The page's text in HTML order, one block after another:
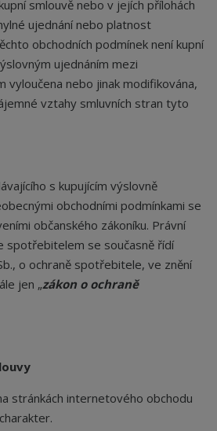
smlouvě nebo v jejích přílohách
ujednání nebo platnost
obchodních podmínek není kupní
ujednáním mezi
vyloučena nebo jinak modifikována,
vztahy smluvních stran tyto
s kupujícím výslovně
obchodními podmínkami se
občanského zákoníku. Právní
spotřebitelem se současně řídí
o ochraně spotřebitele, ve znění
jen „zákon o ochraně
stránkách internetového obchodu